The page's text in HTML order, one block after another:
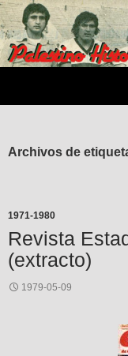
Saltar
al
contenido
Archivos de
1971-1980
Revista
(extracto)
1979-05-09